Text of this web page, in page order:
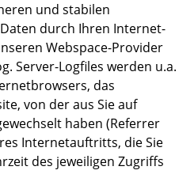
und stabilen
durch Ihren Internet-
Webspace-Provider
Server-Logfiles werden u.a.
das
von der aus Sie auf
haben (Referrer
Internetauftritts, die Sie
des jeweiligen Zugriffs